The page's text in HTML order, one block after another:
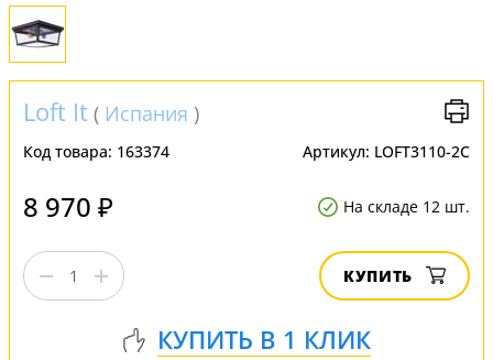
Loft It ( Испания )
Код товара: 163374 Артикул: LOFT3110-2C
8 970 ₽ На складе 12 шт.
КУПИТЬ